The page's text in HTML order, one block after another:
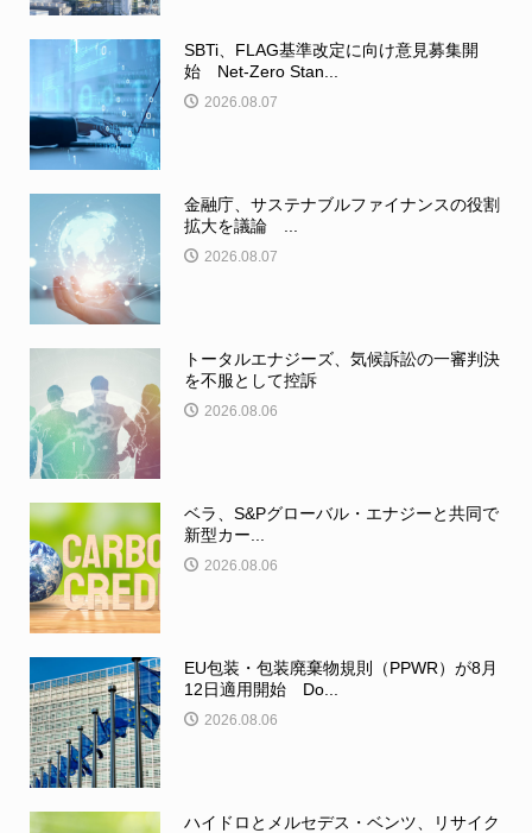
SBTi、FLAG基準改定に向け意見募集開
始 Net-Zero Stan...
2026.08.07
金融庁、サステナブルファイナンスの役割
拡大を議論 ...
2026.08.07
トータルエナジーズ、気候訴訟の一審判決
を不服として控訴
2026.08.06
ベラ、S&Pグローバル・エナジーと共同で
新型カー...
2026.08.06
EU包装・包装廃棄物規則（PPWR）が8月
12日適用開始 Do...
2026.08.06
ハイドロとメルセデス・ベンツ、リサイク